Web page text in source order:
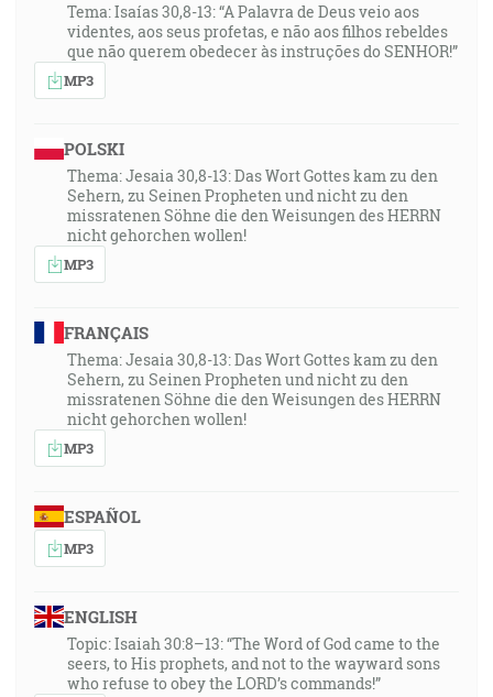
Tema: Isaías 30,8-13: “A Palavra de Deus veio aos
videntes, aos seus profetas, e não aos filhos rebeldes
que não querem obedecer às instruções do SENHOR!”
MP3
POLSKI
Thema: Jesaia 30,8-13: Das Wort Gottes kam zu den
Sehern, zu Seinen Propheten und nicht zu den
missratenen Söhne die den Weisungen des HERRN
nicht gehorchen wollen!
MP3
FRANÇAIS
Thema: Jesaia 30,8-13: Das Wort Gottes kam zu den
Sehern, zu Seinen Propheten und nicht zu den
missratenen Söhne die den Weisungen des HERRN
nicht gehorchen wollen!
MP3
ESPAÑOL
MP3
ENGLISH
Topic: Isaiah 30:8–13: “The Word of God came to the
seers, to His prophets, and not to the wayward sons
who refuse to obey the LORD’s commands!”